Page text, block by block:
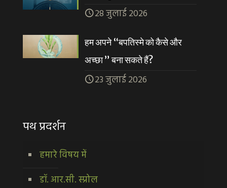
28 जुलाई 2026
हम अपने “बपतिस्मे को कैसे और
अच्छा ” बना सकते हैं?
23 जुलाई 2026
पथ प्रदर्शन
हमारे विषय में
डॉ. आर.सी. स्प्रोल